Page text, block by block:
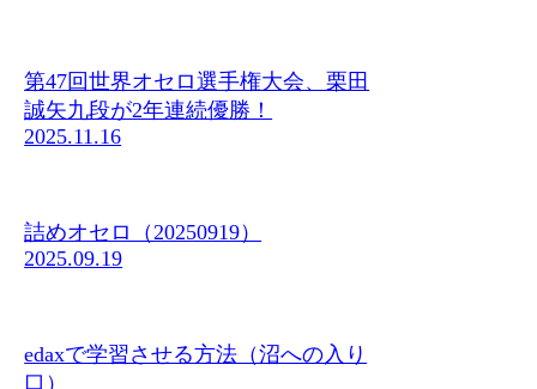
第47回世界オセロ選手権大会、栗田
誠矢九段が2年連続優勝！
2025.11.16
詰めオセロ（20250919）
2025.09.19
edaxで学習させる方法（沼への入り
口）